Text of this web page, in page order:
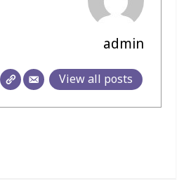
admin
View all posts